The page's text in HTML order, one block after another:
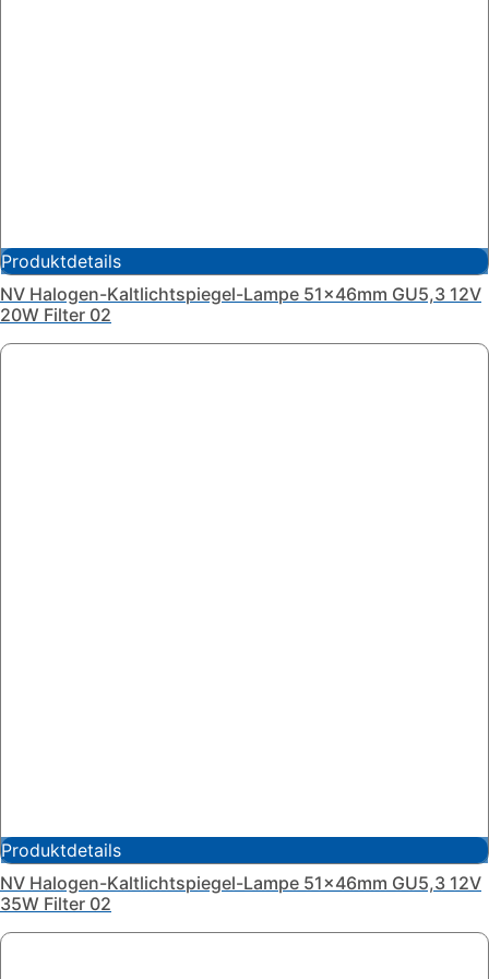
Produktdetails
NV Halogen-Kaltlichtspiegel-Lampe 51x46mm GU5,3 12V
20W Filter 02
Produktdetails
NV Halogen-Kaltlichtspiegel-Lampe 51x46mm GU5,3 12V
35W Filter 02